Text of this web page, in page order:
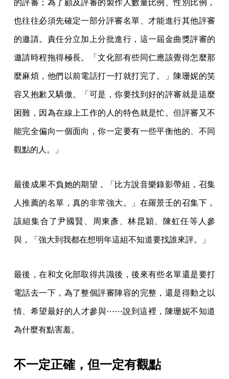
的評審；為了顧及評審的製作人數量比例、性別比例，
也往往必須先確定一部分評審名單、才能進行其他評審
的邀請。責任分立加上分批進行，這一屆金曲獎評審的
邀請時程拖得極長。「文化部有些同仁應該覺得怎麼那
麼麻煩，他們以前電話打一打就打完了。」陳珊妮的笑
容又抱歉又驕傲。「可是，你要找到好的評審就是這麼
困難，因為在線上工作的人的特色就是忙。但評審又不
能完全偏向一個面向，你一定要有一些平衡他的、不同
觀點的人。」
最後成果不負她的期望，「比方說音樂錄影帶組，召集
人推薦的名單，真的非常強大。」在羅景壬的召集下，
該組集合了尹國賢、周東彥、林昆穎、陳虹任等人參
與，「強大到我都在想明年這組不知道要找誰來評。」
最後，在和文化部取得共識後，後來有些名單還是要打
電話去一下，為了整個評審陣容的完整，還是得動之以
情、希望最好的人才參與⋯⋯說到這裡，陳珊妮不知道
為什麼有點害羞。
不一定正確，但一定有觀點